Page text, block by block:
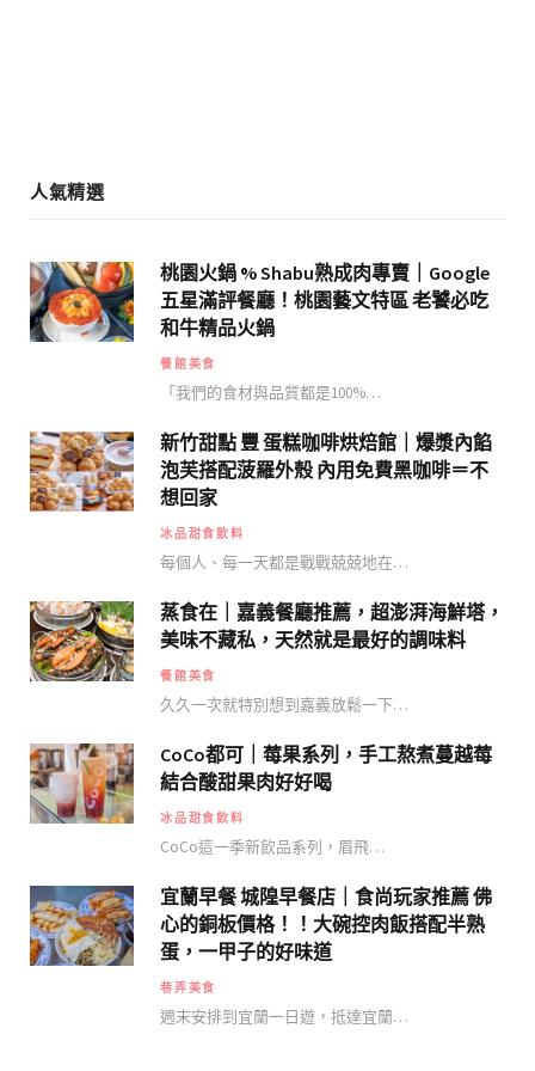
人氣精選
桃園火鍋 % Shabu熟成肉專賣｜Google
五星滿評餐廳！桃園藝文特區 老饕必吃
和牛精品火鍋
餐館美食
「我們的食材與品質都是100%…
新竹甜點 豐 蛋糕咖啡烘焙館｜爆漿內餡
泡芙搭配菠羅外殼 內用免費黑咖啡＝不
想回家
冰品甜食飲料
每個人、每一天都是戰戰兢兢地在…
蒸食在｜嘉義餐廳推薦，超澎湃海鮮塔，
美味不藏私，天然就是最好的調味料
餐館美食
久久一次就特別想到嘉義放鬆一下…
CoCo都可｜莓果系列，手工熬煮蔓越莓
結合酸甜果肉好好喝
冰品甜食飲料
CoCo這一季新飲品系列，眉飛…
宜蘭早餐 城隍早餐店｜食尚玩家推薦 佛
心的銅板價格！！大碗控肉飯搭配半熟
蛋，一甲子的好味道
巷弄美食
週末安排到宜蘭一日遊，抵達宜蘭…